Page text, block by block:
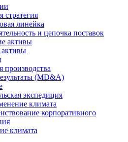
стратегия
линейка
и цепочка поставок
активы
производства
(MD&A)
экспедиция
климата
корпоративного
климата